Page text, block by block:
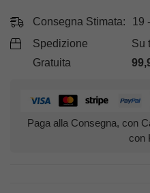
Consegna Stimata:
19
Spedizione
Gratuita
Su
Paga alla Consegna, con
con